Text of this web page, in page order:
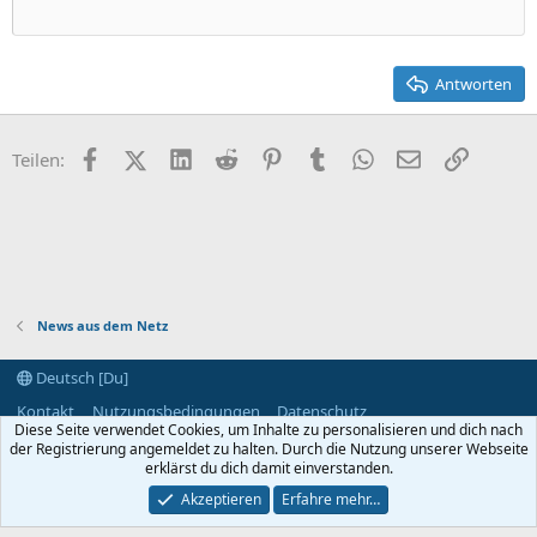
22
Times New Roman
Antworten
Teilen: FacebookX (Twitter)
LinkedIn
Reddit PinterestTumblr WhatsApp
E-MailLink
News aus dem Netz
Deutsch [Du]
Kontakt
Nutzungsbedingungen
Datenschutz
Hilfe und Impressum
Start
R
S
S
Community platform by XenForo® © 2010-2024 XenForo Ltd.
Abfragen 8 Zeit 0.0415s Max. Speicher
Diese Seite verwendet Cookies, um Inhalte zu personalisieren und dich nach
der Registrierung angemeldet zu halten. Durch die Nutzung unserer Webseite
erklärst du dich damit einverstanden.
Akzeptieren
Erfahre mehr…